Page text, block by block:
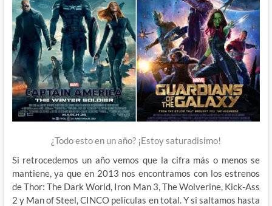
¿Todo esto en un año? ¡Estoy saturadisimo!
Si retrocedemos un año vemos que la cifra más o menos se
mantiene, ya que en 2013 nos encontramos con los estrenos
de Thor: The Dark World, Iron Man 3, The Wolverine, Kick-Ass
2 y Man of Steel, CINCO películas en total. Y si saltamos hasta